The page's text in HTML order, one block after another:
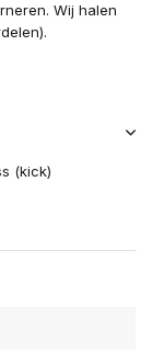
Wij halen
(kick)